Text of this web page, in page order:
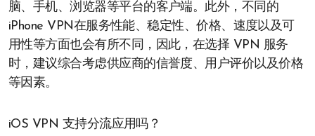
脑、手机、浏览器等平台的客户端。此外，不同的
iPhone VPN在服务性能、稳定性、价格、速度以及可
用性等方面也会有所不同，因此，在选择 VPN 服务
时，建议综合考虑供应商的信誉度、用户评价以及价格
等因素。
iOS VPN 支持分流应用吗？